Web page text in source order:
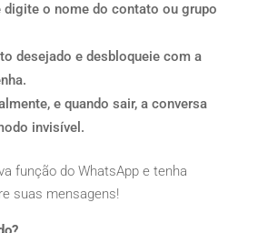
digite o nome do contato ou grupo
desejado e desbloqueie com a
e quando sair, a conversa
invisível.
função do WhatsApp e tenha
suas mensagens!